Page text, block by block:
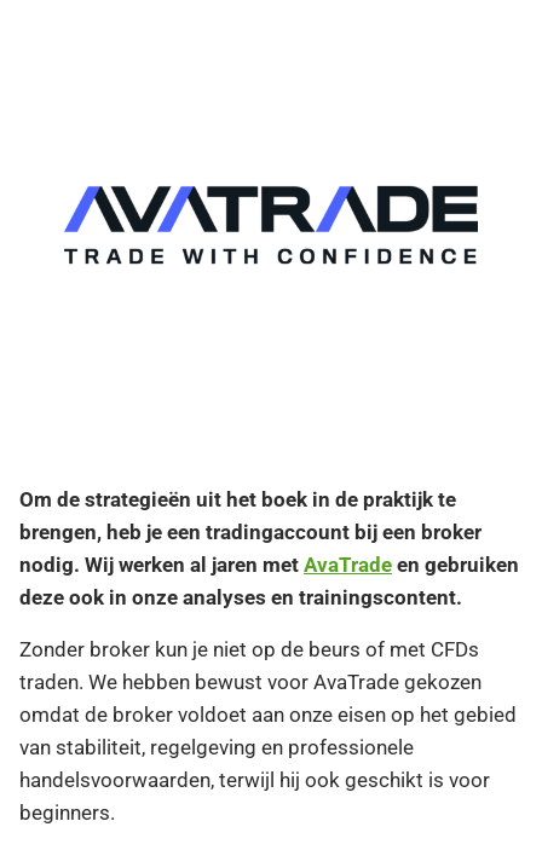
Om de strategieën uit het boek in de praktijk te
brengen, heb je een tradingaccount bij een broker
nodig. Wij werken al jaren met AvaTrade en gebruiken
deze ook in onze analyses en trainingscontent.
Zonder broker kun je niet op de beurs of met CFDs
traden. We hebben bewust voor AvaTrade gekozen
omdat de broker voldoet aan onze eisen op het gebied
van stabiliteit, regelgeving en professionele
handelsvoorwaarden, terwijl hij ook geschikt is voor
beginners.